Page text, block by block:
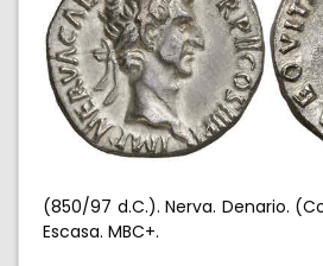
(850/97 d.C.). Nerva. Denario.
Escasa. MBC+.